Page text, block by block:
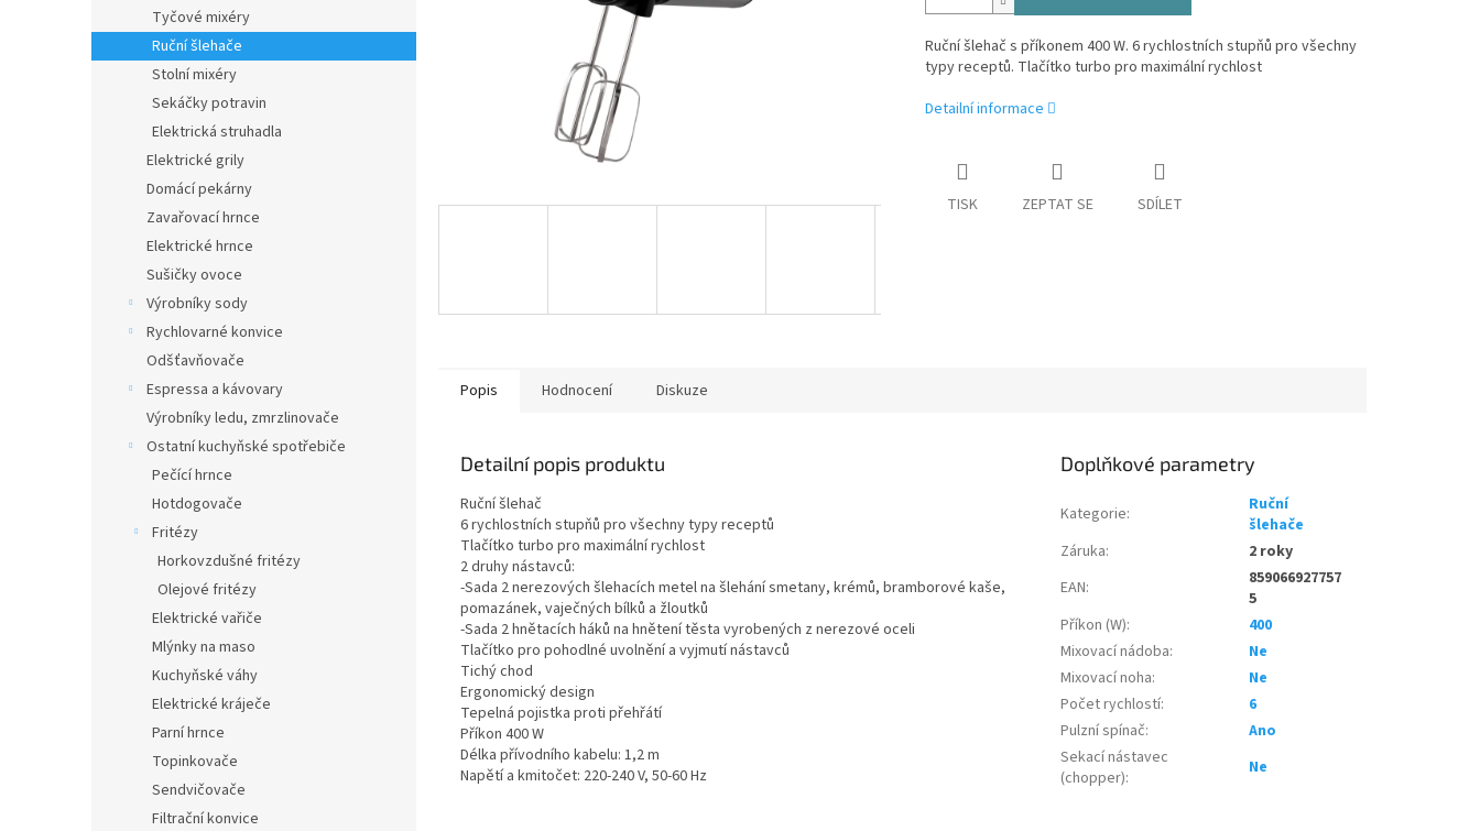
e
l
Tyčové mixéry
Ruční šlehače
Stolní mixéry
Sekáčky potravin
Elektrická struhadla
Elektrické grily
Domácí pekárny
Zavařovací hrnce
Elektrické hrnce
Sušičky ovoce
Výrobníky sody
Rychlovarné konvice
Odšťavňovače
Espressa a kávovary
Výrobníky ledu, zmrzlinovače
Ostatní kuchyňské spotřebiče
Pečící hrnce
Hotdogovače
Fritézy
Horkovzdušné fritézy
Olejové fritézy
Elektrické vařiče
Mlýnky na maso
Kuchyňské váhy
Elektrické kráječe
Parní hrnce
Topinkovače
Sendvičovače
Filtrační konvice
Ruční šlehač s příkonem 400 W. 6 rychlostních stupňů pro všechny
typy receptů. Tlačítko turbo pro maximální rychlost
Detailní informace
TISK ZEPTAT SE SDÍLET
Popis Hodnocení Diskuze
Detailní popis produktu
Ruční šlehač
6 rychlostních stupňů pro všechny typy receptů
Tlačítko turbo pro maximální rychlost
2 druhy nástavců:
-Sada 2 nerezových šlehacích metel na šlehání smetany, krémů, bramborové kaše,
pomazánek, vaječných bílků a žloutků
-Sada 2 hnětacích háků na hnětení těsta vyrobených z nerezové oceli
Tlačítko pro pohodlné uvolnění a vyjmutí nástavců
Tichý chod
Ergonomický design
Tepelná pojistka proti přehřátí
Příkon 400 W
Délka přívodního kabelu: 1,2 m
Napětí a kmitočet: 220-240 V, 50-60 Hz
Doplňkové parametry
Kategorie:
Ruční
šlehače
Záruka:
2 roky
EAN:
859066927757
5
Příkon (W):
400
Mixovací nádoba:
Ne
Mixovací noha:
Ne
Počet rychlostí:
6
Pulzní spínač:
Ano
Sekací nástavec
(chopper): Ne